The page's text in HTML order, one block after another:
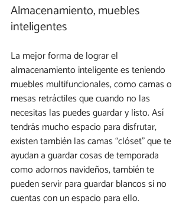
Almacenamiento, muebles
inteligentes
La mejor forma de lograr el
almacenamiento inteligente es teniendo
muebles multifuncionales, como camas o
mesas retráctiles que cuando no las
necesitas las puedes guardar y listo. Así
tendrás mucho espacio para disfrutar,
existen también las camas “clóset” que te
ayudan a guardar cosas de temporada
como adornos navideños, también te
pueden servir para guardar blancos si no
cuentas con un espacio para ello.